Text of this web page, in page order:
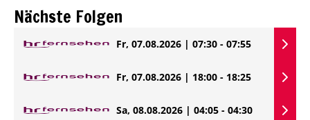
Nächste Folgen
Fr, 07.08.2026 | 07:30 - 07:55
Fr, 07.08.2026 | 18:00 - 18:25
Sa, 08.08.2026 | 04:05 - 04:30